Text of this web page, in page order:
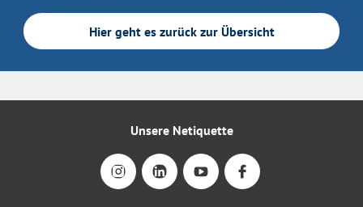
Hier geht es zurück zur Übersicht
Unsere Netiquette